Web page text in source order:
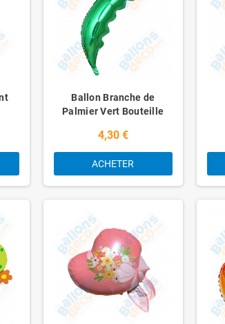
Ballon Branche de
Palmier Vert Bouteille
4,30 €
ACHETER